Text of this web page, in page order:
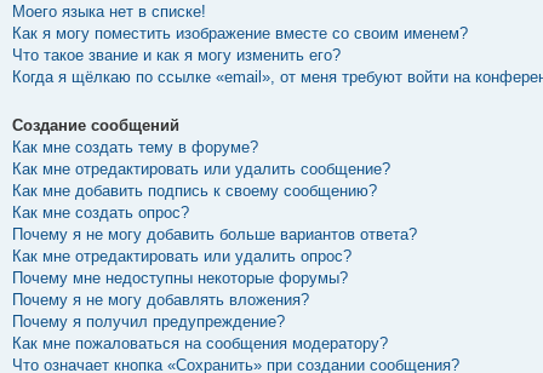
Моего языка нет в списке!
Как я могу поместить изображение вместе со своим именем?
Что такое звание и как я могу изменить его?
Когда я щёлкаю по ссылке «email», от меня требуют войти на
Создание сообщений
Как мне создать тему в форуме?
Как мне отредактировать или удалить сообщение?
Как мне добавить подпись к своему сообщению?
Как мне создать опрос?
Почему я не могу добавить больше вариантов ответа?
Как мне отредактировать или удалить опрос?
Почему мне недоступны некоторые форумы?
Почему я не могу добавлять вложения?
Почему я получил предупреждение?
Как мне пожаловаться на сообщения модератору?
Что означает кнопка «Сохранить» при создании сообщения?